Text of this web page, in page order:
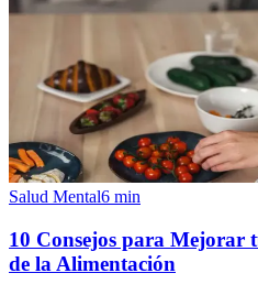
Salud Mental6 min
10 Consejos para Mejorar
de la Alimentación